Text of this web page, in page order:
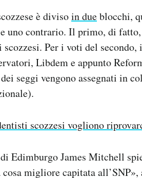
è divisoin dueblocchi,
uno contrario. Il primo, di
Per i voti del
Libdem e appunto
seggi vengono assegnati in
scozzesi vogliono
Edimburgo James Mitchell
migliore capitata